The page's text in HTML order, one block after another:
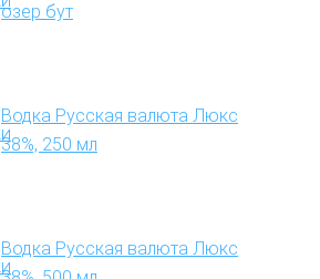
озер бут
Водка Русская валюта Люкс
38%, 250 мл
Водка Русская валюта Люкс